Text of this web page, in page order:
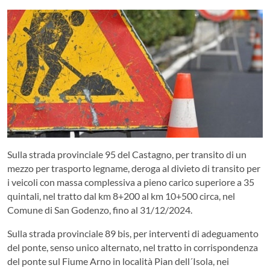
Sulla strada provinciale 95 del Castagno, per transito di un
mezzo per trasporto legname, deroga al divieto di transito per
i veicoli con massa complessiva a pieno carico superiore a 35
quintali, nel tratto dal km 8+200 al km 10+500 circa, nel
Comune di San Godenzo, fino al 31/12/2024.
Sulla strada provinciale 89 bis, per interventi di adeguamento
del ponte, senso unico alternato, nel tratto in corrispondenza
del ponte sul Fiume Arno in località Pian dell´Isola, nei